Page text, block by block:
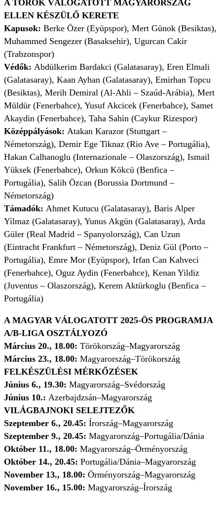
A TÖRÖK VÁLOGATOTT MAGYARORSZÁG
ELLEN KÉSZÜLŐ KERETE
Kapusok: Berke Özer (Eyüpspor), Mert Günok (Besiktas),
Muhammed Sengezer (Basaksehir), Ugurcan Cakir
(Trabzonspor)
Védők: Abdülkerim Bardakci (Galatasaray), Eren Elmali
(Galatasaray), Kaan Ayhan (Galatasaray), Emirhan Topcu
(Besiktas), Merih Demiral (Al-Ahli – Szaúd-Arábia), Mert
Müldür (Fenerbahce), Yusuf Akcicek (Fenerbahce), Samet
Akaydin (Fenerbahce), Taha Sahin (Caykur Rizespor)
Középpályások: Atakan Karazor (Stuttgart –
Németország), Demir Ege Tiknaz (Rio Ave – Portugália),
Hakan Calhanoglu (Internazionale – Olaszország), Ismail
Yüksek (Fenerbahce), Orkun Kökcü (Benfica –
Portugália), Salih Özcan (Borussia Dortmund –
Németország)
Támadók: Ahmet Kutucu (Galatasaray), Baris Alper
Yilmaz (Galatasaray), Yunus Akgün (Galatasaray), Arda
Güler (Real Madrid – Spanyolország), Can Uzun
(Eintracht Frankfurt – Németország), Deniz Gül (Porto –
Portugália), Emre Mor (Eyüpspor), Irfan Can Kahveci
(Fenerbahce), Oguz Aydin (Fenerbahce), Kenan Yildiz
(Juventus – Olaszország), Kerem Aktürkoglu (Benfica –
Portugália)
A MAGYAR VÁLOGATOTT 2025-ÖS PROGRAMJA
A/B-LIGA OSZTÁLYOZÓ
Március 20., 18.00: Törökország–Magyarország
Március 23., 18.00: Magyarország–Törökország
FELKÉSZÜLÉSI MÉRKŐZÉSEK
Június 6., 19.30: Magyarország–Svédország
Június 10.: Azerbajdzsán–Magyarország
VILÁGBAJNOKI SELEJTEZŐK
Szeptember 6., 20.45: Írország–Magyarország
Szeptember 9., 20.45: Magyarország–Portugália/Dánia
Október 11., 18.00: Magyarország–Örményország
Október 14., 20.45: Portugália/Dánia–Magyarország
November 13., 18.00: Örményország–Magyarország
November 16., 15.00: Magyarország–Írország